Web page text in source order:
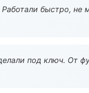
быстро, не
под ключ. От